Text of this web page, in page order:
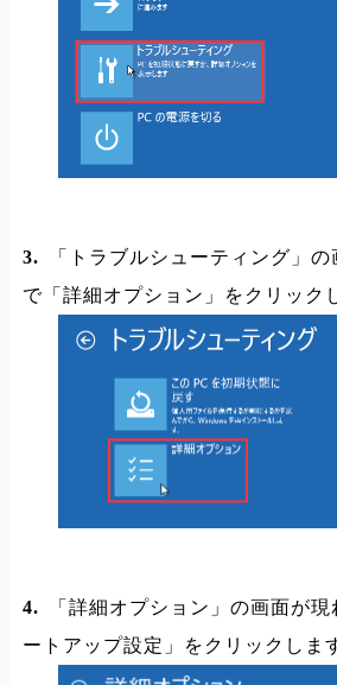
3.
「トラブルシューティング」
で「詳細オプション」をクリック
4.
「詳細オプション」の画面が
ートアップ設定」をクリックしま